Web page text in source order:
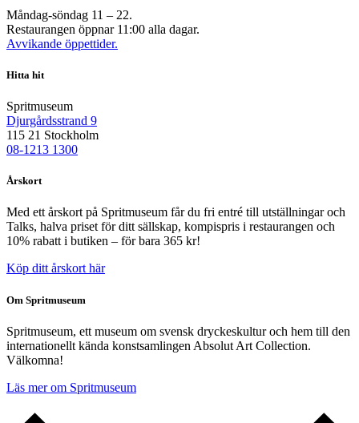
Måndag-söndag 11 – 22.
Restaurangen öppnar 11:00 alla dagar.
Avvikande öppettider.
Hitta hit
Spritmuseum
Djurgårdsstrand 9
115 21 Stockholm
08-1213 1300
Årskort
Med ett årskort på Spritmuseum får du fri entré till utställningar och
Talks, halva priset för ditt sällskap, kompispris i restaurangen och
10% rabatt i butiken – för bara 365 kr!
Köp ditt årskort här
Om Spritmuseum
Spritmuseum, ett museum om svensk dryckeskultur och hem till den
internationellt kända konstsamlingen Absolut Art Collection.
Välkomna!
Läs mer om Spritmuseum